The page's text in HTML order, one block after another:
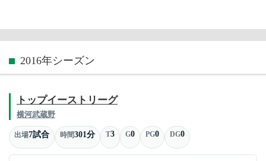
2016年シーズン
トップイーストリーグ
横河武蔵野
出場7試合 時間301分 T3 G0 PG0 DG0